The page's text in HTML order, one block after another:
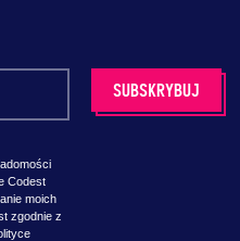
Codest
moich
zgodnie z